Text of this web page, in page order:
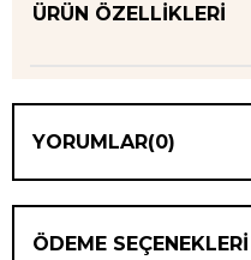
ÜRÜN ÖZELLIKLERI
YORUMLAR(0)
ÖDEME SEÇENEKLERI